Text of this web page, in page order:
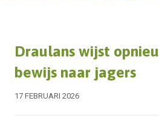
Draulans wijst
bewijs naar jagers
17 FEBRUARI 2026